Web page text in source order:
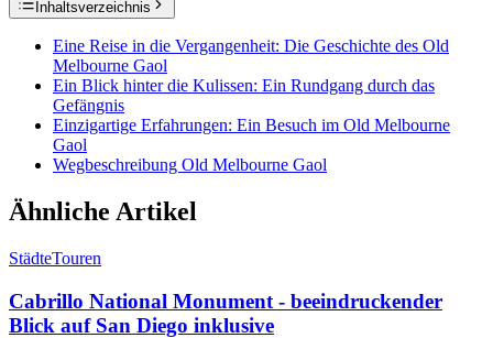
Inhaltsverzeichnis
Eine Reise in die Vergangenheit: Die Geschichte des Old
Melbourne Gaol
Ein Blick hinter die Kulissen: Ein Rundgang durch das
Gefängnis
Einzigartige Erfahrungen: Ein Besuch im Old Melbourne
Gaol
Wegbeschreibung Old Melbourne Gaol
Ähnliche Artikel
StädteTouren
Cabrillo National Monument - beeindruckender
Blick auf San Diego inklusive